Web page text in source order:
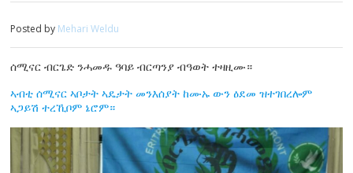
Posted by Mehari Weldu
ሰሚናር ብርጌድ ንሓመዱ ዓባይ ብርጣንያ ብዓወት ተዛዚሙ።
ኣብቲ ሰሚናር ኣቦታት ኣዴታት መንእሰያት ከሙኡ ውን ዕደመ ዝተገበረሎም
ኣጋይሽ ተረኺቦም ኔሮም።